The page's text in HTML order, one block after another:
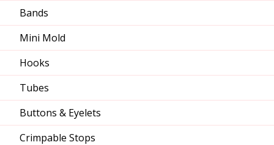
Bands
Mini Mold
Hooks
Tubes
Buttons & Eyelets
Crimpable Stops